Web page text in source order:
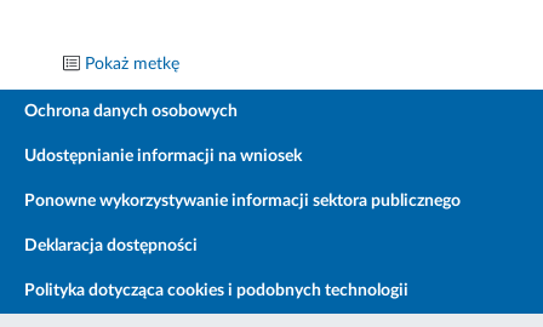
Pokaż metkę
Ochrona danych osobowych
Udostępnianie informacji na wniosek
Ponowne wykorzystywanie informacji sektora publicznego
Deklaracja dostępności
Polityka dotycząca cookies i podobnych technologii